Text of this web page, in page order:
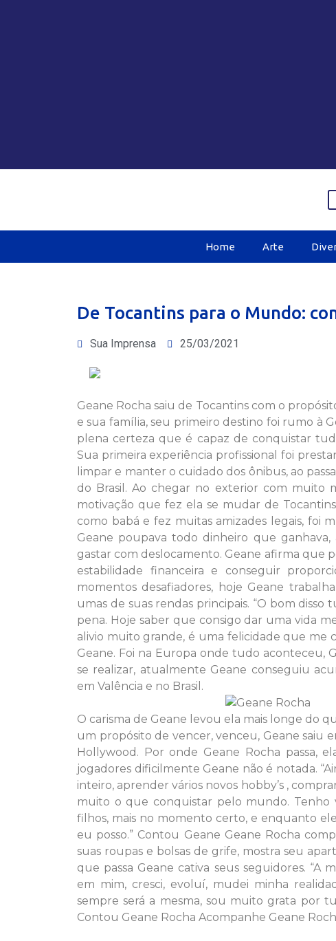
Home Arte
De Tocantins para o Mundo:
Sua Imprensa 25/03/2021
Geane Rocha saiu de Tocantins com o
e sua família, seu primeiro destino foi rumo à
plena certeza que é capaz de conquistar
Sua primeira experiência profissional foi
limpar e manter o cuidado dos ônibus, ao
do Brasil. Ao chegar no exterior com muito
motivação que fez ela se mudar de
como babá e fez muitas amizades legais, foi
Geane poupava todo dinheiro que
gastar com deslocamento. Geane afirma que
estabilidade financeira e conseguir
momentos desafiadores, hoje Geane
umas de suas rendas principais. “O bom
pena. Hoje saber que consigo dar uma vida
alivio muito grande, é uma felicidade que me
Geane. Foi na Europa onde tudo aconteceu,
se realizar, atualmente Geane conseguiu
em Valência e no Brasil.
O carisma de Geane levou ela mais longe do
um propósito de vencer, venceu, Geane saiu
Hollywood. Por onde Geane Rocha passa,
jogadores dificilmente Geane não é notada.
inteiro, aprender vários novos hobby’s ,
muito o que conquistar pelo mundo. Tenho
filhos, mais no momento certo, e enquanto
eu posso.” Contou Geane Geane Rocha
suas roupas e bolsas de grife, mostra seu
que passa Geane cativa seus seguidores. “A
em mim, cresci, evoluí, mudei minha
sempre será a mesma, sou muito grata por
Contou Geane Rocha Acompanhe Geane